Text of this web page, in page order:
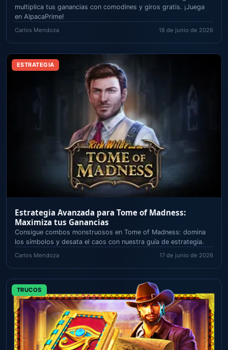
multiplica tus ganancias con comodines y giros gratis. ¡Juega
en AlpacaPrime!
Carlos Mendoza 18 de junio de 2026
ESTRATEGIA
Estrategia Avanzada para Tome of Madness:
Maximiza tus Ganancias
Consigue combos monstruosos en Tome of Madness: domina
los símbolos y desata el caos con nuestra guía de estrategia.
Carlos Mendoza 17 de junio de 2026
TRUCOS